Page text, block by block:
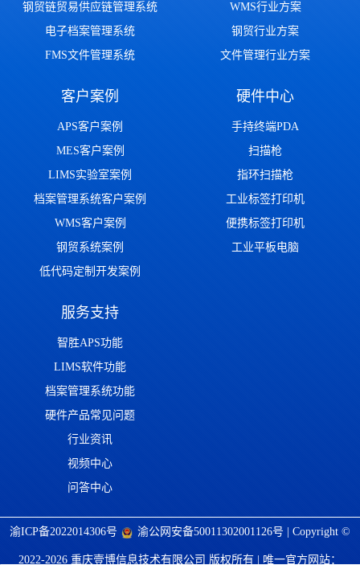
钢贸链贸易供应链管理系统
电子档案管理系统
FMS文件管理系统
WMS行业方案
钢贸行业方案
文件管理行业方案
客户案例
APS客户案例
MES客户案例
LIMS实验室案例
档案管理系统客户案例
WMS客户案例
钢贸系统案例
低代码定制开发案例
硬件中心
手持终端PDA
扫描枪
指环扫描枪
工业标签打印机
便携标签打印机
工业平板电脑
服务支持
智胜APS功能
LIMS软件功能
档案管理系统功能
硬件产品常见问题
行业资讯
视频中心
问答中心
渝ICP备2022014306号 渝公网安备50011302001126号 | Copyright ©
2022-2026 重庆壹博信息技术有限公司 版权所有 | 唯一官方网站：